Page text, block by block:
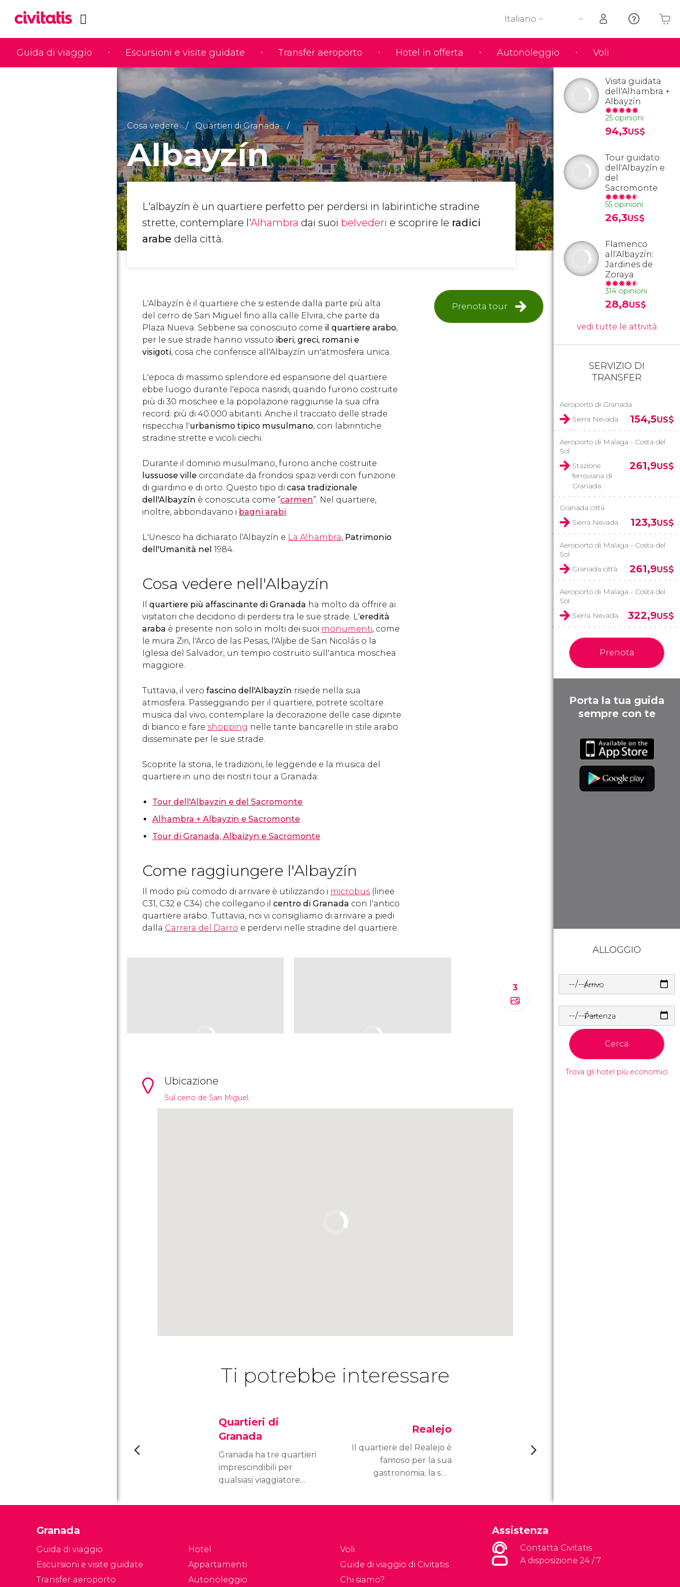
Guida di viaggio Escursioni e visite guidate Transfer aeroporto Hotel in offerta Autonoleggio Voli
Italiano
Il tuo carrello è vuoto
Cosa vedere Quartieri di Granada
Albayzín
L'albayzín è un quartiere perfetto per perdersi in labirintiche stradine
strette, contemplare l'Alhambra dai suoi belvederi e scoprire le radici
arabe della città.
Prenota tour
L'Albayzín è il quartiere che si estende dalla parte più alta
del cerro de San Miguel fino alla calle Elvira, che parte da
Plaza Nueva. Sebbene sia conosciuto come il quartiere arabo,
per le sue strade hanno vissuto iberi, greci, romani e
visigoti, cosa che conferisce all'Albayzín un'atmosfera unica.
L'epoca di massimo splendore ed espansione del quartiere
ebbe luogo durante l'epoca nasridi, quando furono costruite
più di 30 moschee e la popolazione raggiunse la sua cifra
record: più di 40.000 abitanti. Anche il tracciato delle strade
rispecchia l'urbanismo tipico musulmano, con labirintiche
stradine strette e vicoli ciechi.
Durante il dominio musulmano, furono anche costruite
lussuose ville circondate da frondosi spazi verdi con funzione
di giardino e di orto. Questo tipo di casa tradizionale
dell'Albayzín è conoscuta come “carmen”. Nel quartiere,
inoltre, abbondavano i bagni arabi.
L'Unesco ha dichiarato l'Albayzín e La Alhambra, Patrimonio
dell'Umanità nel 1984.
Cosa vedere nell'Albayzín
Il quartiere più affascinante di Granada ha molto da offrire ai
visitatori che decidono di perdersi tra le sue strade. L'eredità
araba è presente non solo in molti dei suoi monumenti, come
le mura Ziri, l'Arco de las Pesas, l'Aljibe de San Nicolás o la
Iglesia del Salvador, un tempio costruito sull'antica moschea
maggiore.
Tuttavia, il vero fascino dell'Albayzín risiede nella sua
atmosfera. Passeggiando per il quartiere, potrete scoltare
musica dal vivo, contemplare la decorazione delle case dipinte
di bianco e fare shopping nelle tante bancarelle in stile arabo
disseminate per le sue strade.
Scoprite la storia, le tradizioni, le leggende e la musica del
quartiere in uno dei nostri tour a Granada:
Tour dell'Albayzin e del Sacromonte
Alhambra + Albayzin e Sacromonte
Tour di Granada, Albaizyn e Sacromonte
Come raggiungere l'Albayzín
Il modo più comodo di arrivare è utilizzando i microbus (linee
C31, C32 e C34) che collegano il centro di Granada con l'antico
quartiere arabo. Tuttavia, noi vi consigliamo di arrivare a piedi
dalla Carrera del Darro e perdervi nelle stradine del quartiere.
3
Ubicazione
Sul cerro de San Miguel.
Ti potrebbe interessare
Quartieri di
Granada
Granada ha tre quartieri
imprescindibili per
qualsiasi viaggiatore
ciascuno e alla sua
Realejo.
Realejo
Il quartiere del Realejo è
famoso per la sua
gastronomia, la sua
Visita guidata
dell'Alhambra +
Albayzín
25 opinioni
94,3US$
Tour guidato
dell'Albayzín e
del
Sacromonte
55 opinioni
26,3US$
Flamenco
all'Albayzín:
Jardines de
Zoraya
314 opinioni
28,8US$
vedi tutte le attività
SERVIZIO DI
TRANSFER
Aeroporto di Granada
Sierra Nevada
154,5US$
Aeroporto di Malaga - Costa del
Sol
Stazione
ferroviaria di
Granada
261,9US$
Granada città
Sierra Nevada
123,3US$
Aeroporto di Malaga - Costa del
Sol
Granada città
261,9US$
Aeroporto di Malaga - Costa del
Sol
Sierra Nevada
322,9US$
Prenota
Porta la tua guida
sempre con te
ALLOGGIO
Arrivo
Partenza
Cerca
Trova gli hotel più economici
Granada
Guida di viaggio
Escursioni e visite guidate
Transfer aeroporto
Hotel
Appartamenti
Autonoleggio
Voli
Guide di viaggio di Civitatis
Chi siamo?
Assistenza
Contatta Civitatis
A disposizione 24 / 7